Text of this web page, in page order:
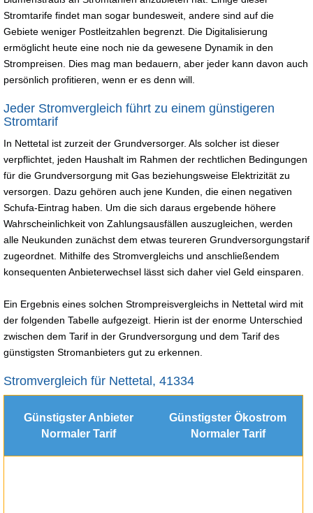
Stromtarife findet man sogar bundesweit, andere sind auf die
Gebiete weniger Postleitzahlen begrenzt. Die Digitalisierung
ermöglicht heute eine noch nie da gewesene Dynamik in den
Strompreisen. Dies mag man bedauern, aber jeder kann davon auch
persönlich profitieren, wenn er es denn will.
Jeder Stromvergleich führt zu einem günstigeren
Stromtarif
In Nettetal ist zurzeit der Grundversorger. Als solcher ist dieser
verpflichtet, jeden Haushalt im Rahmen der rechtlichen Bedingungen
für die Grundversorgung mit Gas beziehungsweise Elektrizität zu
versorgen. Dazu gehören auch jene Kunden, die einen negativen
Schufa-Eintrag haben. Um die sich daraus ergebende höhere
Wahrscheinlichkeit von Zahlungsausfällen auszugleichen, werden
alle Neukunden zunächst dem etwas teureren Grundversorgungstarif
zugeordnet. Mithilfe des Stromvergleichs und anschließendem
konsequenten Anbieterwechsel lässt sich daher viel Geld einsparen.
Ein Ergebnis eines solchen Strompreisvergleichs in Nettetal wird mit
der folgenden Tabelle aufgezeigt. Hierin ist der enorme Unterschied
zwischen dem Tarif in der Grundversorgung und dem Tarif des
günstigsten Stromanbieters gut zu erkennen.
Stromvergleich für Nettetal, 41334
Günstigster Anbieter
Normaler Tarif
Günstigster Ökostrom
Normaler Tarif